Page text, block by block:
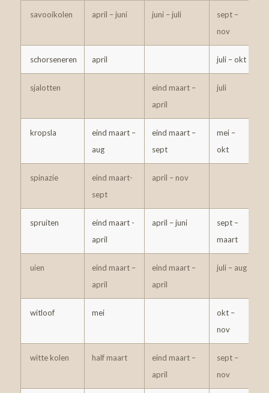
savooikolen april – juni juni – juli
sept –
nov
schorseneren april juli – okt
sjalotten
eind maart –
april
juli
kropsla
eind maart –
aug
eind maart –
sept
mei –
okt
spinazie
eind maart-
sept
april – nov
spruiten
eind maart -
april
april – juni
sept –
maart
uien
eind maart –
april
eind maart –
april
juli – aug
witloof mei
okt –
nov
witte kolen half maart
eind maart –
april
sept –
nov